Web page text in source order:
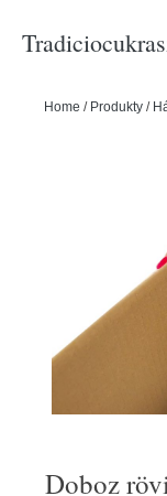
Home / Produkty /
Doboz